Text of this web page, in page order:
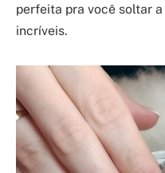
perfeita pra você soltar
incríveis.